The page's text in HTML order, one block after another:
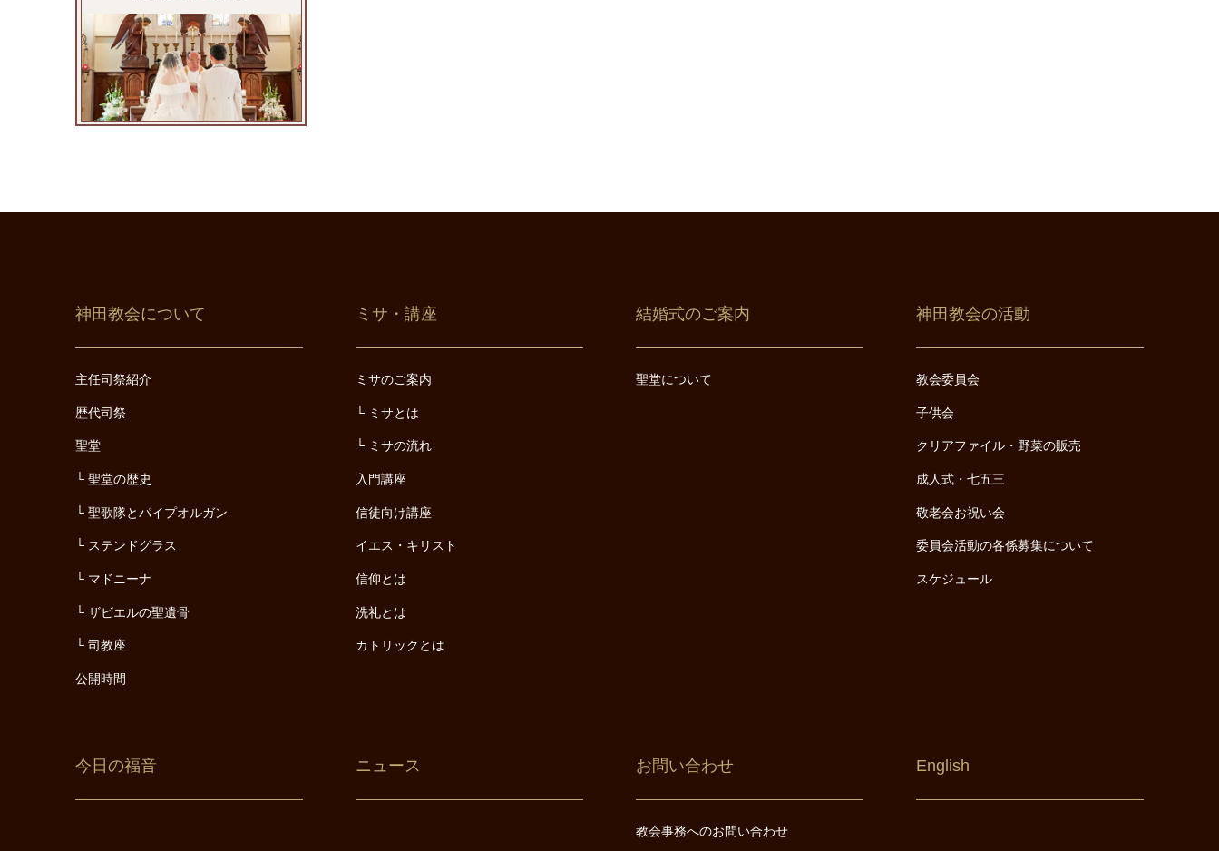
神田教会について
主任司祭紹介
歴代司祭
聖堂
聖堂の歴史
聖歌隊とパイプオルガン
ステンドグラス
マドニーナ
ザビエルの聖遺骨
司教座
公開時間
ミサ・講座
ミサのご案内
ミサとは
ミサの流れ
入門講座
信徒向け講座
イエス・キリスト
信仰とは
洗礼とは
カトリックとは
結婚式のご案内
聖堂について
神田教会の活動
教会委員会
子供会
クリアファイル・野菜の販売
成人式・七五三
敬老会お祝い会
委員会活動の各係募集について
スケジュール
今日の福音 ニュース お問い合わせ
教会事務へのお問い合わせ
English